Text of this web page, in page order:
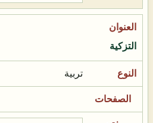
التزكية
تربية